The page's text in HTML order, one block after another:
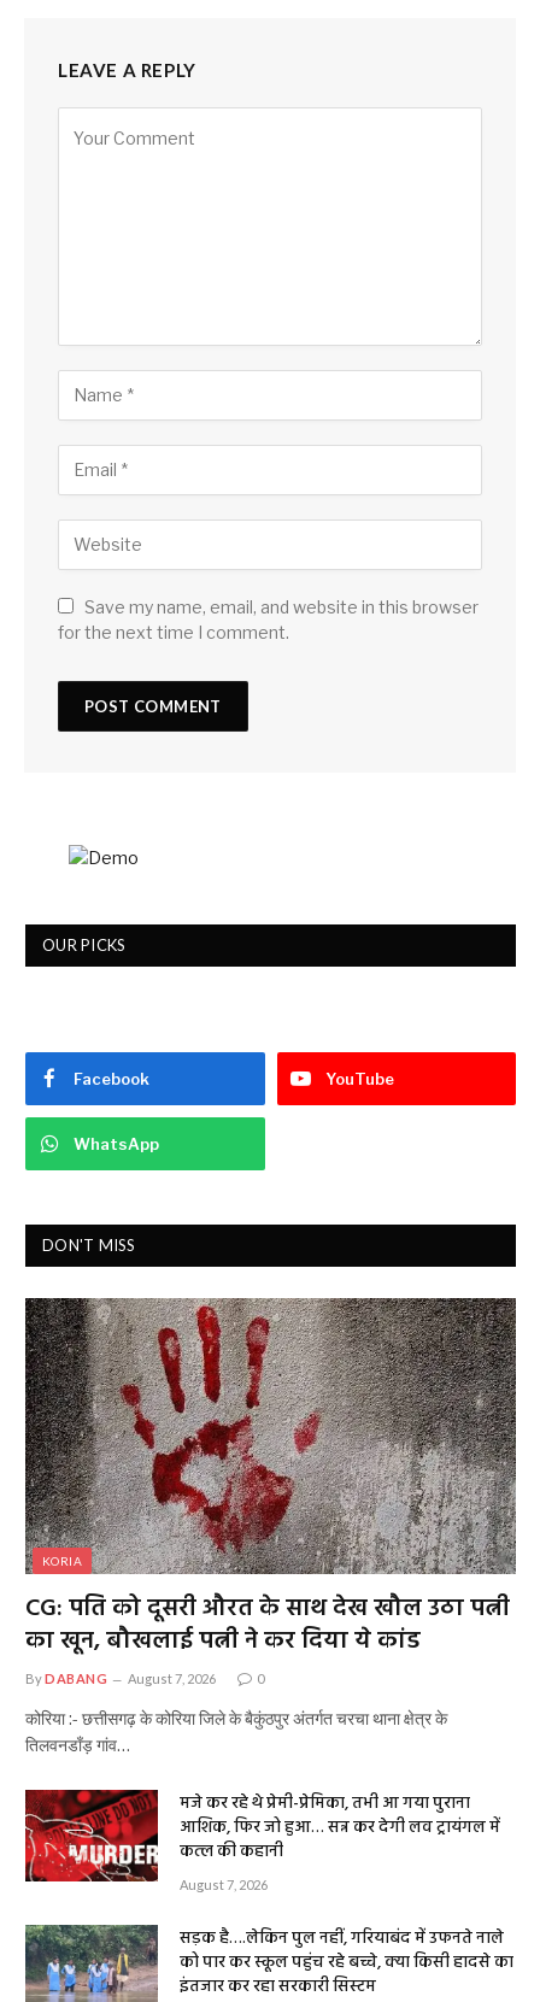
LEAVE A REPLY
Save my name, email, and website in this browser
for the next time I comment.
OUR PICKS
Facebook YouTube
WhatsApp
DON'T MISS
KORIA
CG: पति को दूसरी औरत के साथ देख खौल उठा पत्नी
का खून, बौखलाई पत्नी ने कर दिया ये कांड
ByDABANG August 7, 2026 0
कोरिया :- छत्तीसगढ़ के कोरिया जिले के बैकुंठपुर अंतर्गत चरचा थाना क्षेत्र के
तिलवनडाँड़ गांव…
मजे कर रहे थे प्रेमी-प्रेमिका, तभी आ गया पुराना
आशिक, फिर जो हुआ… सन्न कर देगी लव ट्रायंगल में
कत्ल की कहानी
August 7, 2026
सड़क है….लेकिन पुल नहीं, गरियाबंद में उफनते नाले
को पार कर स्कूल पहुंच रहे बच्चे, क्या किसी हादसे का
इंतजार कर रहा सरकारी सिस्टम